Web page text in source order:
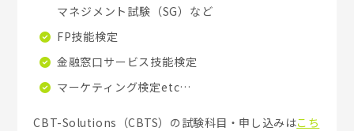
マネジメント試験（SG）など
FP技能検定
金融窓口サービス技能検定
マーケティング検定etc…
CBT-Solutions（CBTS）の試験科目・申し込みはこち